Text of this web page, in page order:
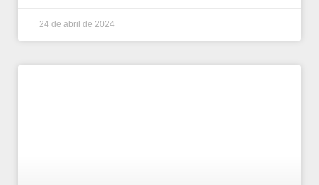
24 de abril de 2024